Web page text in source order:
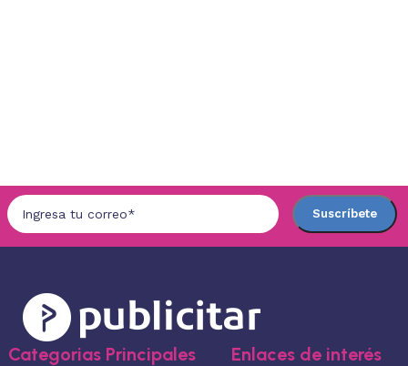
Categorias Principales Enlaces de interés